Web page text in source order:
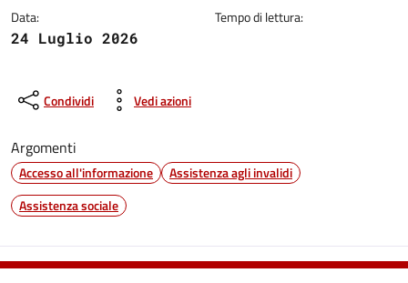
Data:
24 Luglio 2026
Tempo di lettura:
Condividi Vedi azioni
Argomenti
Accesso all'informazione
Assistenza agli invalidi
Assistenza sociale